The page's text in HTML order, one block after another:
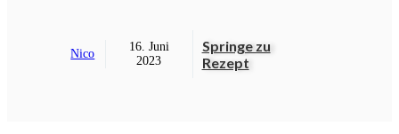
Nico
16. Juni
2023
Springe zu
Rezept